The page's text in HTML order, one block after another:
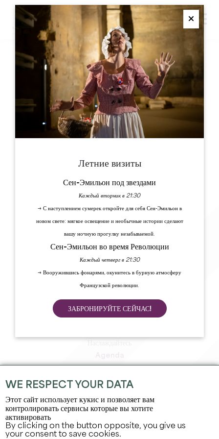
ПОДПИШИТЕСЬ НА НАШУ РАССЫЛКУ
БРОШЮРЫ
, 33330 СЕН-ЭМИЛИОН
Исследуйте
Зона для участников
Вакансии и стажировки
Политика конфиденциальности
Летние визиты
Сен-Эмильон под звездами
Каждый вторник в 21:30
→ С наступлением сумерек откройте для себя Сен-Эмильон в
новом свете: мягкое освещение и необычные истории сделают
вашу ночную прогулку незабываемой.
Сен-Эмильон во время Революции
Каждый четверг в 21:30
→ Вооружившись фонарями, окунитесь в бурную атмосферу
Французской революции.
ЗАБРОНИРУЙТЕ СЕЙЧАС!
WE RESPECT YOUR DATA
Этот сайт использует кукис и позволяет вам
контролировать сервисы которые вы хотите
активировать
By clicking on the button opposite, you give us
your consent to save cookies.